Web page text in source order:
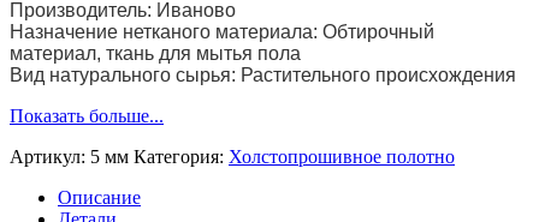
шир.
75
см.
пл.
гр.
Производитель: Иваново
Назначение нетканого материала: Обтирочный
материал, ткань для мытья пола
Вид натурального сырья: Растительного происхождения
Показать больше...
Артикул: 5 мм Категория: Холстопрошивное полотно
Описание